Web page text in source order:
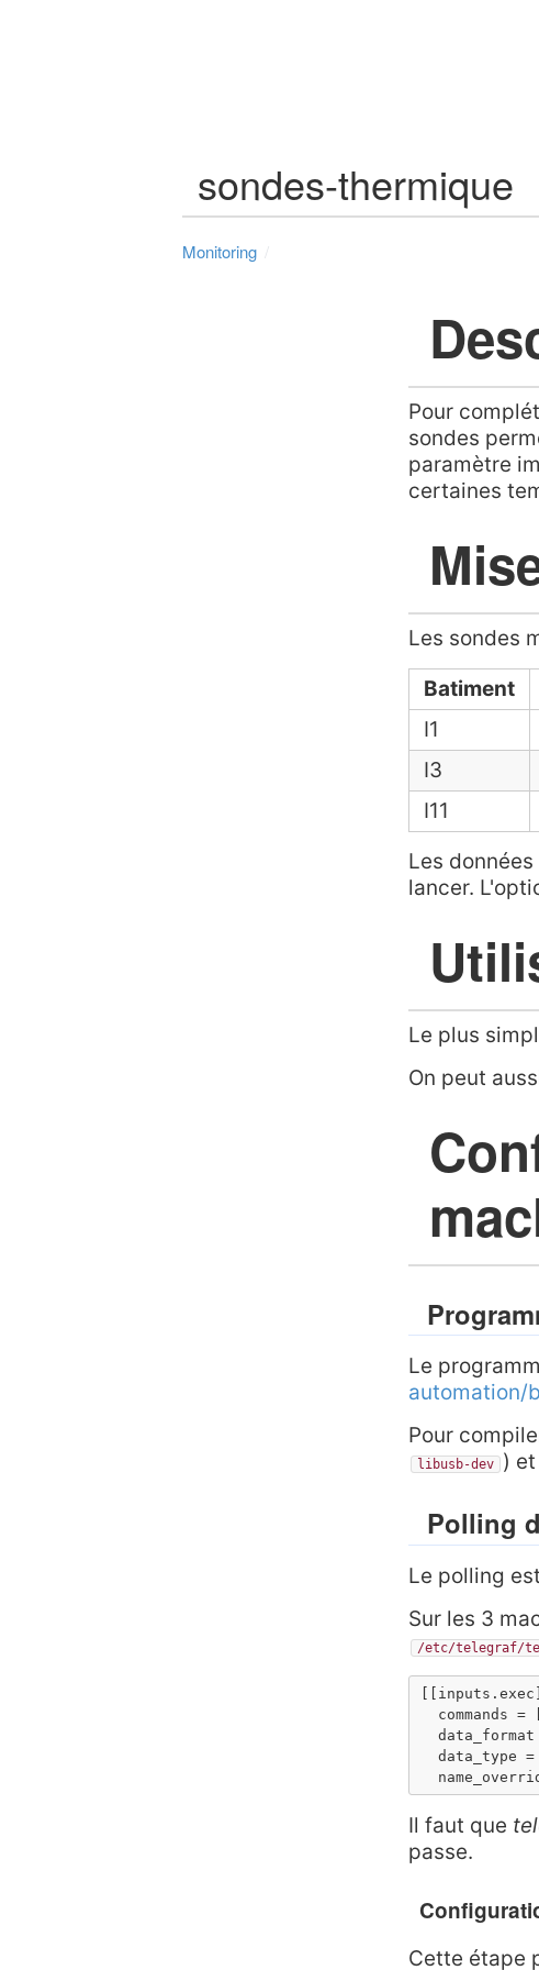
sondes-thermique
Monitoring
Pour
sondes
paramètre
certaines
Les sondes
Batiment
I1
I3
I11
Les
lancer.
Le plus
On peut
Le
automation/
Pour
libusb-dev )
Polling
Le polling
Sur les 3
/etc/telegraf/
commands =
data_format
data_type =
Il faut que
passe.
Cette étape